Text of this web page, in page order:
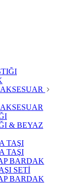
& BEYAZ
TAŞI
TAŞI
BARDAK
SETİ
BARDAK